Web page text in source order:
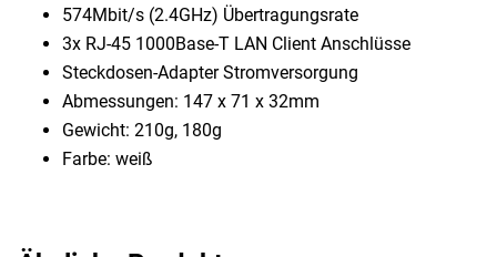
574Mbit/s (2.4GHz) Übertragungsrate
3x RJ-45 1000Base-T LAN Client Anschlüsse
Steckdosen-Adapter Stromversorgung
Abmessungen: 147 x 71 x 32mm
Gewicht: 210g, 180g
Farbe: weiß